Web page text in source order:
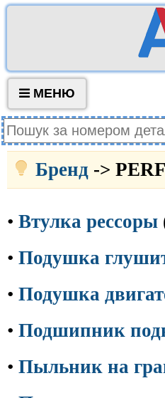
МЕНЮ
Бренд ->
• Втулка рессоры
• Подушка
• Подушка
• Подшипник
• Пыльник на